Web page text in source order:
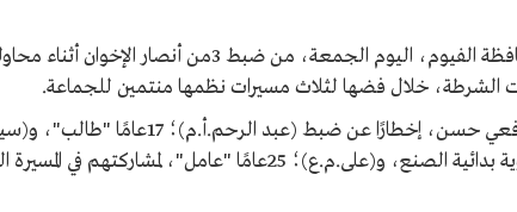
تمكنت الأجهزة الأمنية بمحافظة الفيوم، اليوم الجمعة، من ضبط 3من
الشرطة، خلال فضها لثلاث مسيرات نظمها منتمين للجماعة.
"عامل"، وبحوزته قنبلة يدوية بدائية الصنع، و(على.م.ع)؛ 25عامًا "عامل"،